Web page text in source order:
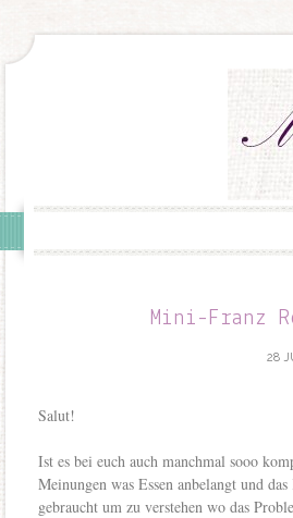
Mini-Franz
28
Salut!
Ist es bei euch auch manchmal sooo
Meinungen was Essen anbelangt und
gebraucht um zu verstehen wo das